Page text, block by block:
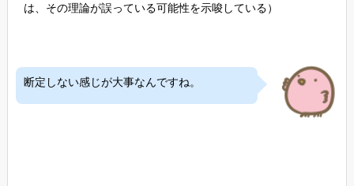
は、その理論が誤っている可能性を示唆している）
断定しない感じが大事なんですね。